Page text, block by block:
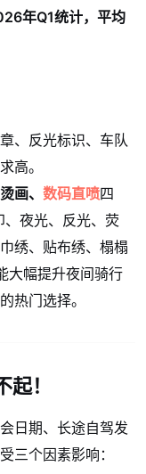
年Q1统计，平均
、反光标识、车队
高。
画、 数码直喷四
夜光、反光、荧
绣、贴布绣、榻榻
大幅提升夜间骑行
热门选择。
！
日期、长途自驾发
三个因素影响：